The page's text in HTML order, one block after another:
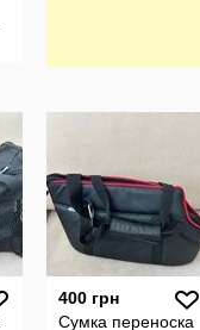
400 грн
Сумка переноска